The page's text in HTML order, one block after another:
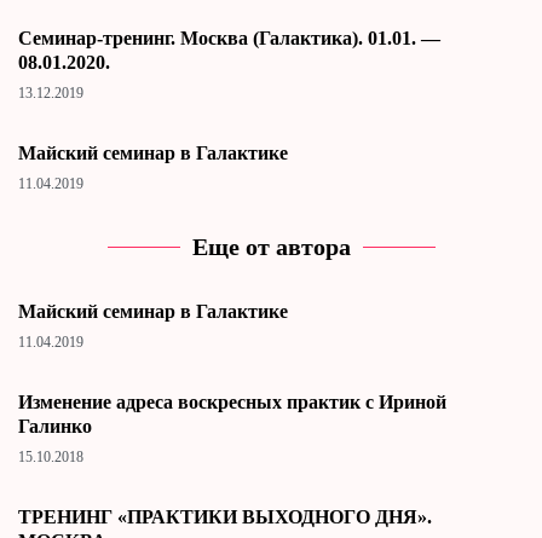
Cеминар-тренинг. Москва (Галактика). 01.01. —
08.01.2020.
13.12.2019
Майский семинар в Галактике
11.04.2019
Еще от автора
Майский семинар в Галактике
11.04.2019
Изменение адреса воскресных практик с Ириной
Галинко
15.10.2018
ТРЕНИНГ «ПРАКТИКИ ВЫХОДНОГО ДНЯ».